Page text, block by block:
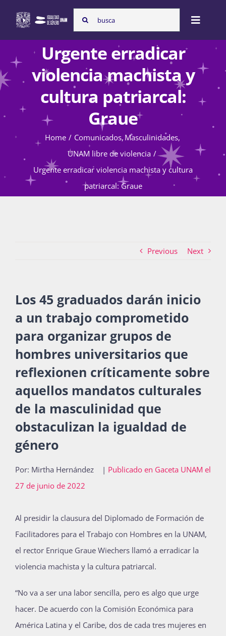
content
Search
for:
Toggle
Inicio
Nosotras
Programas
Atención de la violencia de género
La Boletina
Blog
Recursos
Súmate
Publicaciones
Urgente erradicar
violencia machista y
cultura patriarcal:
Graue
Home Comunicados Masculinidades
UNAM libre de violencia
Urgente erradicar violencia machista y cultura
patriarcal: Graue
Previous Next
Los 45 graduados darán inicio
a un trabajo comprometido
para organizar grupos de
hombres universitarios que
reflexionen críticamente sobre
aquellos mandatos culturales
de la masculinidad que
obstaculizan la igualdad de
género
Por: Mirtha Hernández | Publicado en Gaceta UNAM el
27 de junio de 2022
Al presidir la clausura del Diplomado de Formación de
Facilitadores para el Trabajo con Hombres en la UNAM,
el rector Enrique Graue Wiechers llamó a erradicar la
violencia machista y la cultura patriarcal.
“No va a ser una labor sencilla, pero es algo que urge
hacer. De acuerdo con la Comisión Económica para
América Latina y el Caribe, dos de cada tres mujeres en